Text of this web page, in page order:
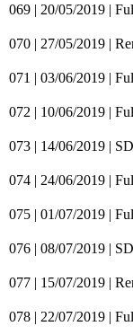
069 | 20/05/2019 |
070 | 27/05/2019 |
071 | 03/06/2019 |
072 | 10/06/2019 |
073 | 14/06/2019 |
074 | 24/06/2019 |
075 | 01/07/2019 |
076 | 08/07/2019 |
077 | 15/07/2019 |
078 | 22/07/2019 |